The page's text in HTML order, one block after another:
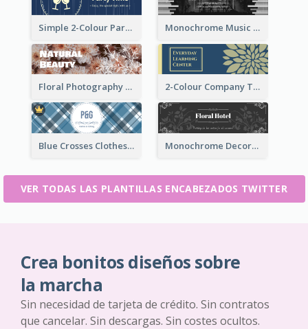
Simple 2-Colour Party Related Twitter Header Monochrome Music Club Twitter Header With Decorations
Floral Photography Twitter Header 2-Colour Company Twitter Header
Blue Crosses Clothes Store Twitter Header Monochrome Decorated Hotel Twitter Header
VER TODAS LAS PLANTILLAS ENCABEZADOS TWITTER
Crea bonitos diseños sobre
la marcha
Sin necesidad de tarjeta de crédito. Sin contratos
que cancelar. Sin descargas. Sin costes ocultos.